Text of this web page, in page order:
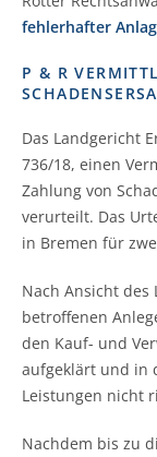
fehlerhafter
P & R
Das Landgericht
736/18, einen
Zahlung von
verurteilt. Das
in Bremen für
Nach Ansicht
betroffenen
den Kauf- und
aufgeklärt und in
Leistungen nicht
Nachdem bis zu